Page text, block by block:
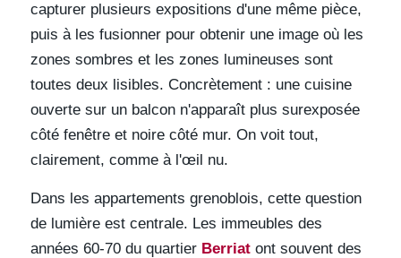
capturer plusieurs expositions d'une même pièce,
puis à les fusionner pour obtenir une image où les
zones sombres et les zones lumineuses sont
toutes deux lisibles. Concrètement : une cuisine
ouverte sur un balcon n'apparaît plus surexposée
côté fenêtre et noire côté mur. On voit tout,
clairement, comme à l'œil nu.
Dans les appartements grenoblois, cette question
de lumière est centrale. Les immeubles des
années 60-70 du quartier Berriatont souvent des